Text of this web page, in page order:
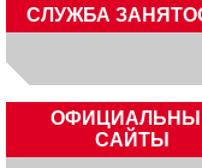
CЛУЖБА
САЙТЫ